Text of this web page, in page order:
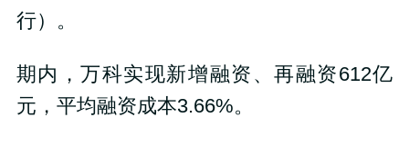
行）。
期内，万科实现新增融资、再融资612亿
元，平均融资成本3.66%。